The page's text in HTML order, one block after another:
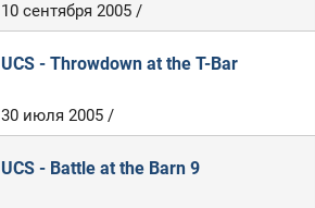
10 сентября 2005 /
UCS - Throwdown at the T-Bar
30 июля 2005 /
UCS - Battle at the Barn 9